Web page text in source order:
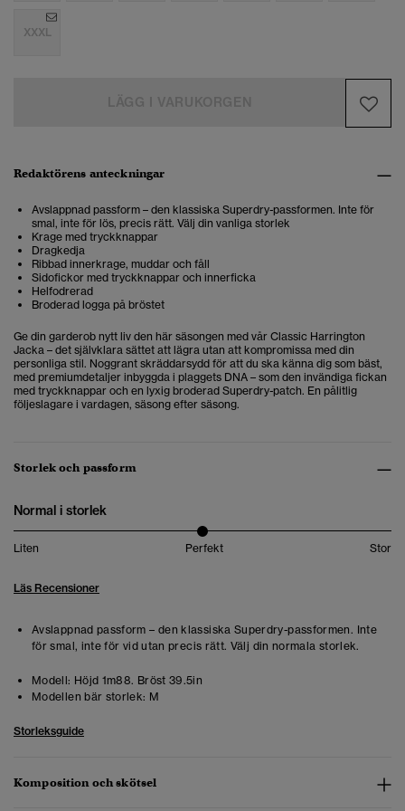
XXXL
Redaktörens anteckningar
Avslappnad passform – den klassiska Superdry-passformen. Inte för
smal, inte för lös, precis rätt. Välj din vanliga storlek
Krage med tryckknappar
Dragkedja
Ribbad innerkrage, muddar och fåll
Sidofickor med tryckknappar och innerficka
Helfodrerad
Broderad logga på bröstet
Ge din garderob nytt liv den här säsongen med vår Classic Harrington
Jacka – det självklara sättet att lägra utan att kompromissa med din
personliga stil. Noggrant skräddarsydd för att du ska känna dig som bäst,
med premiumdetaljer inbyggda i plaggets DNA – som den invändiga fickan
med tryckknappar och en lyxig broderad Superdry-patch. En pålitlig
följeslagare i vardagen, säsong efter säsong.
Storlek och passform
Normal i storlek
Liten Perfekt Stor
Läs Recensioner
Avslappnad passform – den klassiska Superdry-passformen. Inte
för smal, inte för vid utan precis rätt. Välj din normala storlek.
Modell: Höjd 1m88. Bröst 39.5in
Modellen bär storlek: M
Storleksguide
Komposition och skötsel